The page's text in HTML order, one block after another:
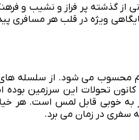
از گذشته پر فراز و نشیب و
ویژه در قلب هر مسافری
محسوب می شود. از سلسله
کانون تحولات این سرزمین
به خوبی قابل لمس است. هر
سفری در زمان می برد.